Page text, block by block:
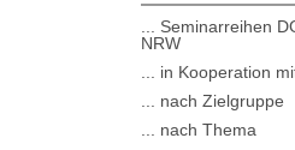
... Seminarreihen
NRW
... in Kooperation
... nach Zielgruppe
... nach Thema